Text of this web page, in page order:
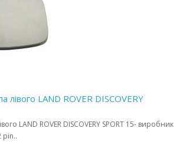
лівого LAND ROVER DISCOVERY
LAND ROVER DISCOVERY SPORT 15- виробник
pin..